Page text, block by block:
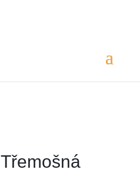
Třemošná